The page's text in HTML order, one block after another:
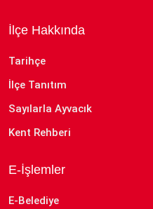
İlçe Hakkında
Tarihçe
İlçe Tanıtım
Sayılarla Ayvacık
Kent Rehberi
E-İşlemler
E-Belediye